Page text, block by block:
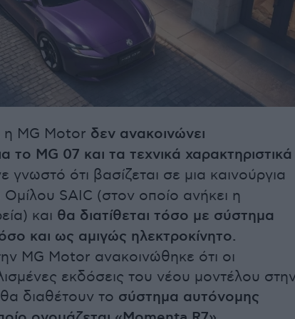
η MG Motor δεν ανακοινώνει
το MG 07 και τα τεχνικά χαρακτηριστικά
γνωστό ότι βασίζεται σε μια καινούργια
SAIC (στον οποίο ανήκει η
και θα διατίθεται τόσο με σύστημα
και ως αμιγώς ηλεκτροκίνητο.
MG Motor ανακοινώθηκε ότι οι
εκδόσεις του νέου μοντέλου
διαθέτουν το σύστημα αυτόνομης